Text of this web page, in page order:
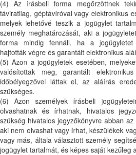
(4) Az írásbeli forma megőrzöttnek
táviratilag, géptávíróval vagy elektronikus
melyek lehetővé teszik a jogügylet
személy meghatározását, aki a
forma mindig fennáll, ha a jogügyletet
hajtották végre és garantált elektronikus
(5) Azon a jogügyletek esetében,
valósítottak meg, garantált
időbélyegzővel láttak el, az aláírás
szükséges.
(6) Azon személyek írásbeli
olvashatnak és írhatnak, hivatalos
szükség hivatalos jegyzőkönyvre abban
aki nem olvashat vagy írhat, készülékek
vagy más, általa választott személy
jogügylet tartalmát, és képes saját kezűleg